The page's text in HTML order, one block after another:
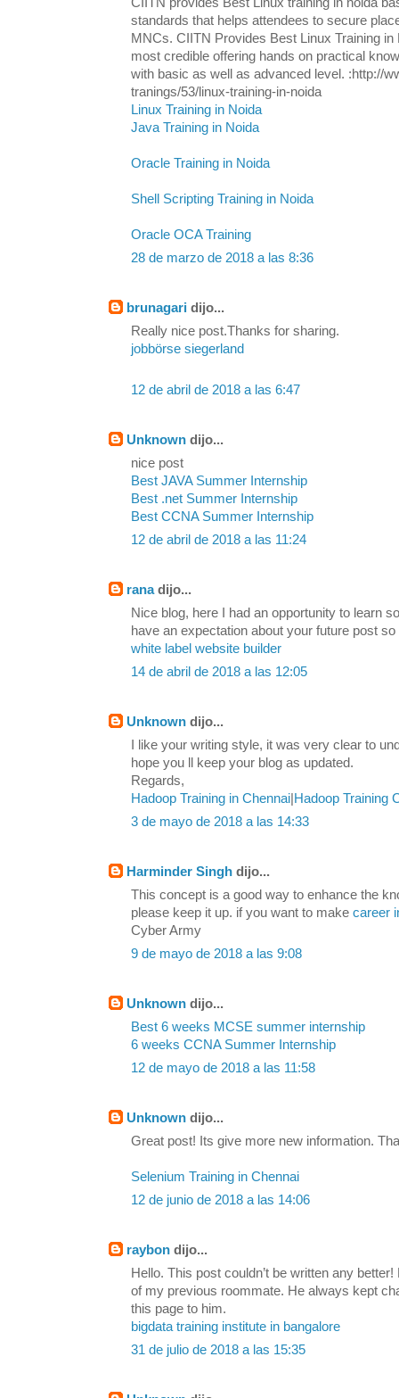
standards that helps attendees to secure
MNCs. CIITN Provides Best Linux Training
most credible offering hands on practical
with basic as well as advanced level. :http://
tranings/53/linux-training-in-noida
Linux Training in Noida
Java Training in Noida
Oracle Training in Noida
Shell Scripting Training in Noida
Oracle OCA Training
28 de marzo de 2018 a las 8:36
brunagari dijo...
Really nice post.Thanks for sharing.
jobbörse siegerland
12 de abril de 2018 a las 6:47
Unknown dijo...
nice post
Best JAVA Summer Internship
Best .net Summer Internship
Best CCNA Summer Internship
12 de abril de 2018 a las 11:24
ranadijo...
Nice blog, here I had an opportunity to learn
have an expectation about your future post
white label website builder
14 de abril de 2018 a las 12:05
Unknown dijo...
I like your writing style, it was very clear to
hope you ll keep your blog as updated.
Regards,
Hadoop Training in Chennai Hadoop Training
3 de mayo de 2018 a las 14:33
Harminder Singh dijo...
This concept is a good way to enhance the
please keep it up. if you want to make career
Cyber Army
9 de mayo de 2018 a las 9:08
Unknown dijo...
Best 6 weeks MCSE summer internship
6 weeks CCNA Summer Internship
12 de mayo de 2018 a las 11:58
Unknown dijo...
Great post! Its give more new information.
Selenium Training in Chennai
12 de junio de 2018 a las 14:06
raybon dijo...
Hello. This post couldn’t be written any
of my previous roommate. He always kept
this page to him.
bigdata training institute in bangalore
31 de julio de 2018 a las 15:35